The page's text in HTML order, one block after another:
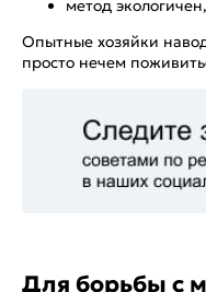
метод
Опытные хозяйки
просто нечем
Для борьбы с